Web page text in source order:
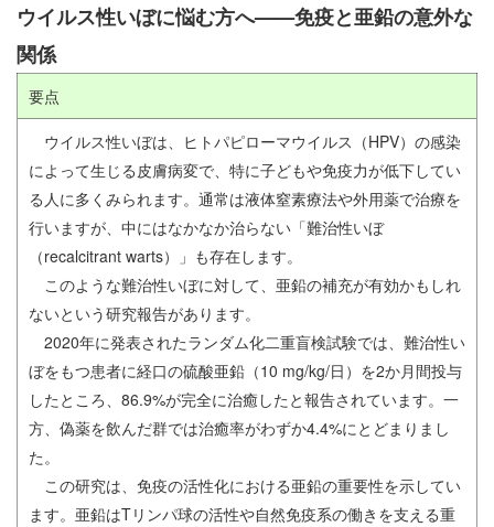
ウイルス性いぼに悩む方へ——免疫と亜鉛の意外な
関係
要点
ウイルス性いぼは、ヒトパピローマウイルス（HPV）の感染
によって生じる皮膚病変で、特に子どもや免疫力が低下してい
る人に多くみられます。通常は液体窒素療法や外用薬で治療を
行いますが、中にはなかなか治らない「難治性いぼ
（recalcitrant warts）」も存在します。
このような難治性いぼに対して、亜鉛の補充が有効かもしれ
ないという研究報告があります。
2020年に発表されたランダム化二重盲検試験では、難治性い
ぼをもつ患者に経口の硫酸亜鉛（10 mg/kg/日）を2か月間投与
したところ、86.9%が完全に治癒したと報告されています。一
方、偽薬を飲んだ群では治癒率がわずか4.4%にとどまりまし
た。
この研究は、免疫の活性化における亜鉛の重要性を示してい
ます。亜鉛はTリンパ球の活性や自然免疫系の働きを支える重